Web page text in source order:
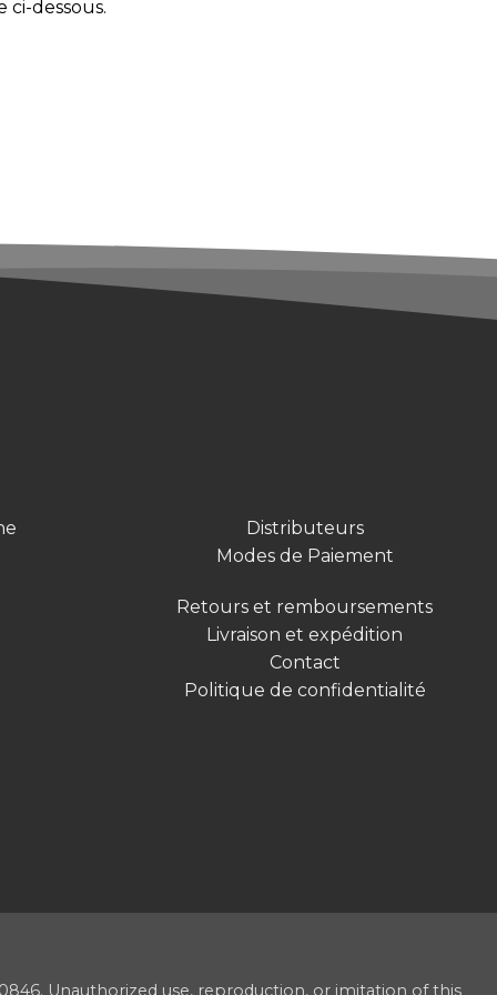
dessous.
Distributeurs
Modes de Paiement
Retours et remboursements
Livraison et expédition
Contact
Politique de confidentialité
Unauthorized use, reproduction, or imitation of this